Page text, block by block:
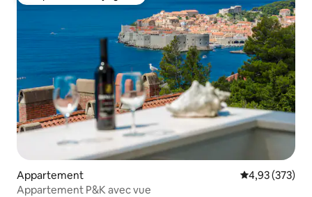
Appartement Évaluation
4,93 (373)
Appartement P&K avec vue